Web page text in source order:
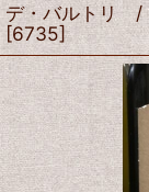
デ・バルトリ
[6735]